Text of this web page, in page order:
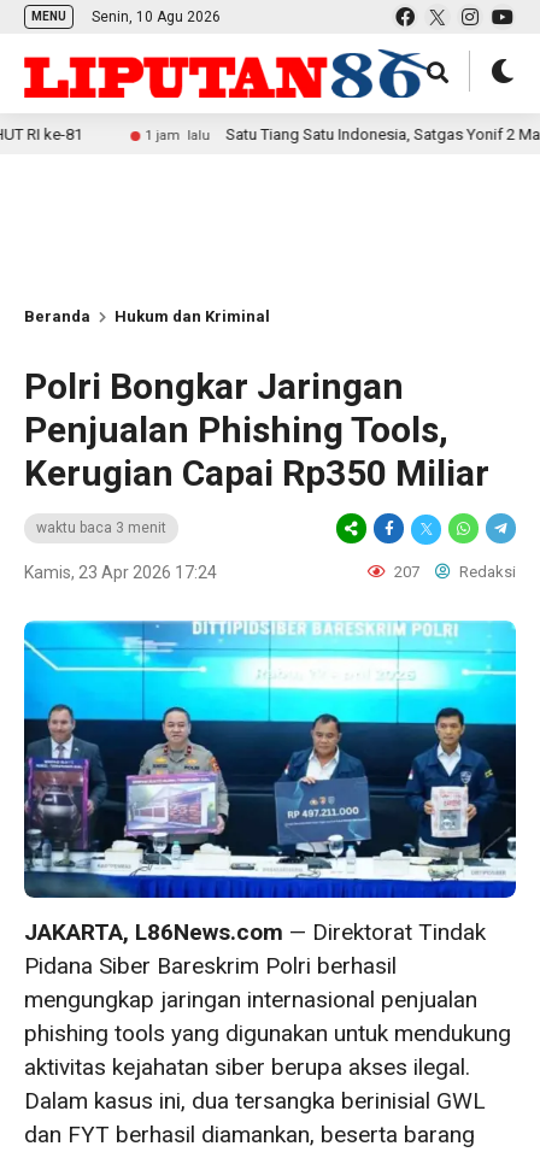
MENU Senin, 10 Agu 2026
1 jam lalu Satu Tiang Satu Indonesia, Satgas Yonif 2 Marinir
Beranda Hukum dan Kriminal
Polri Bongkar Jaringan
Penjualan Phishing Tools,
Kerugian Capai Rp350 Miliar
waktu baca 3 menit
Kamis, 23 Apr 2026 17:24 207 Redaksi
JAKARTA, L86News.com — Direktorat Tindak
Pidana Siber Bareskrim Polri berhasil
mengungkap jaringan internasional penjualan
phishing tools yang digunakan untuk mendukung
aktivitas kejahatan siber berupa akses ilegal.
Dalam kasus ini, dua tersangka berinisial GWL
dan FYT berhasil diamankan, beserta barang